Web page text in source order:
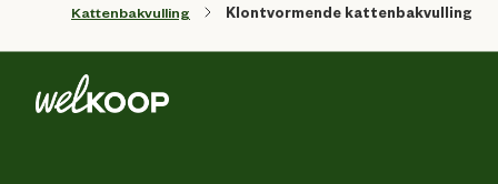
Kattenbakvulling Klontvormende kattenbakvulling